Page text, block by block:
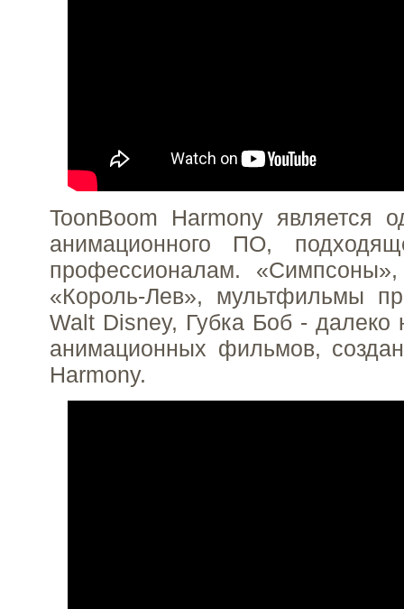
ToonBoom Harmony является
анимационного ПО,
профессионалам.
«Король-Лев», мультфильмы
Walt Disney, Губка Боб - далеко
анимационных фильмов,
Harmony.